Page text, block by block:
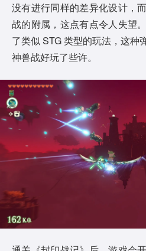
没有进行同样的差异化设计，
战的附属，这点有点令人失望
了类似 STG 类型的玩法，这种
神兽战好玩了些许。